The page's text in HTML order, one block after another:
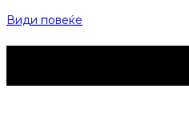
Види повеќе